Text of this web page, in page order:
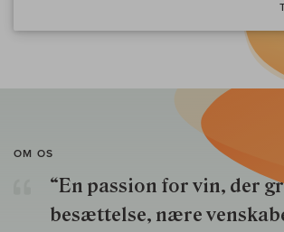
OM OS
“En passion for vin, der
besættelse, nære